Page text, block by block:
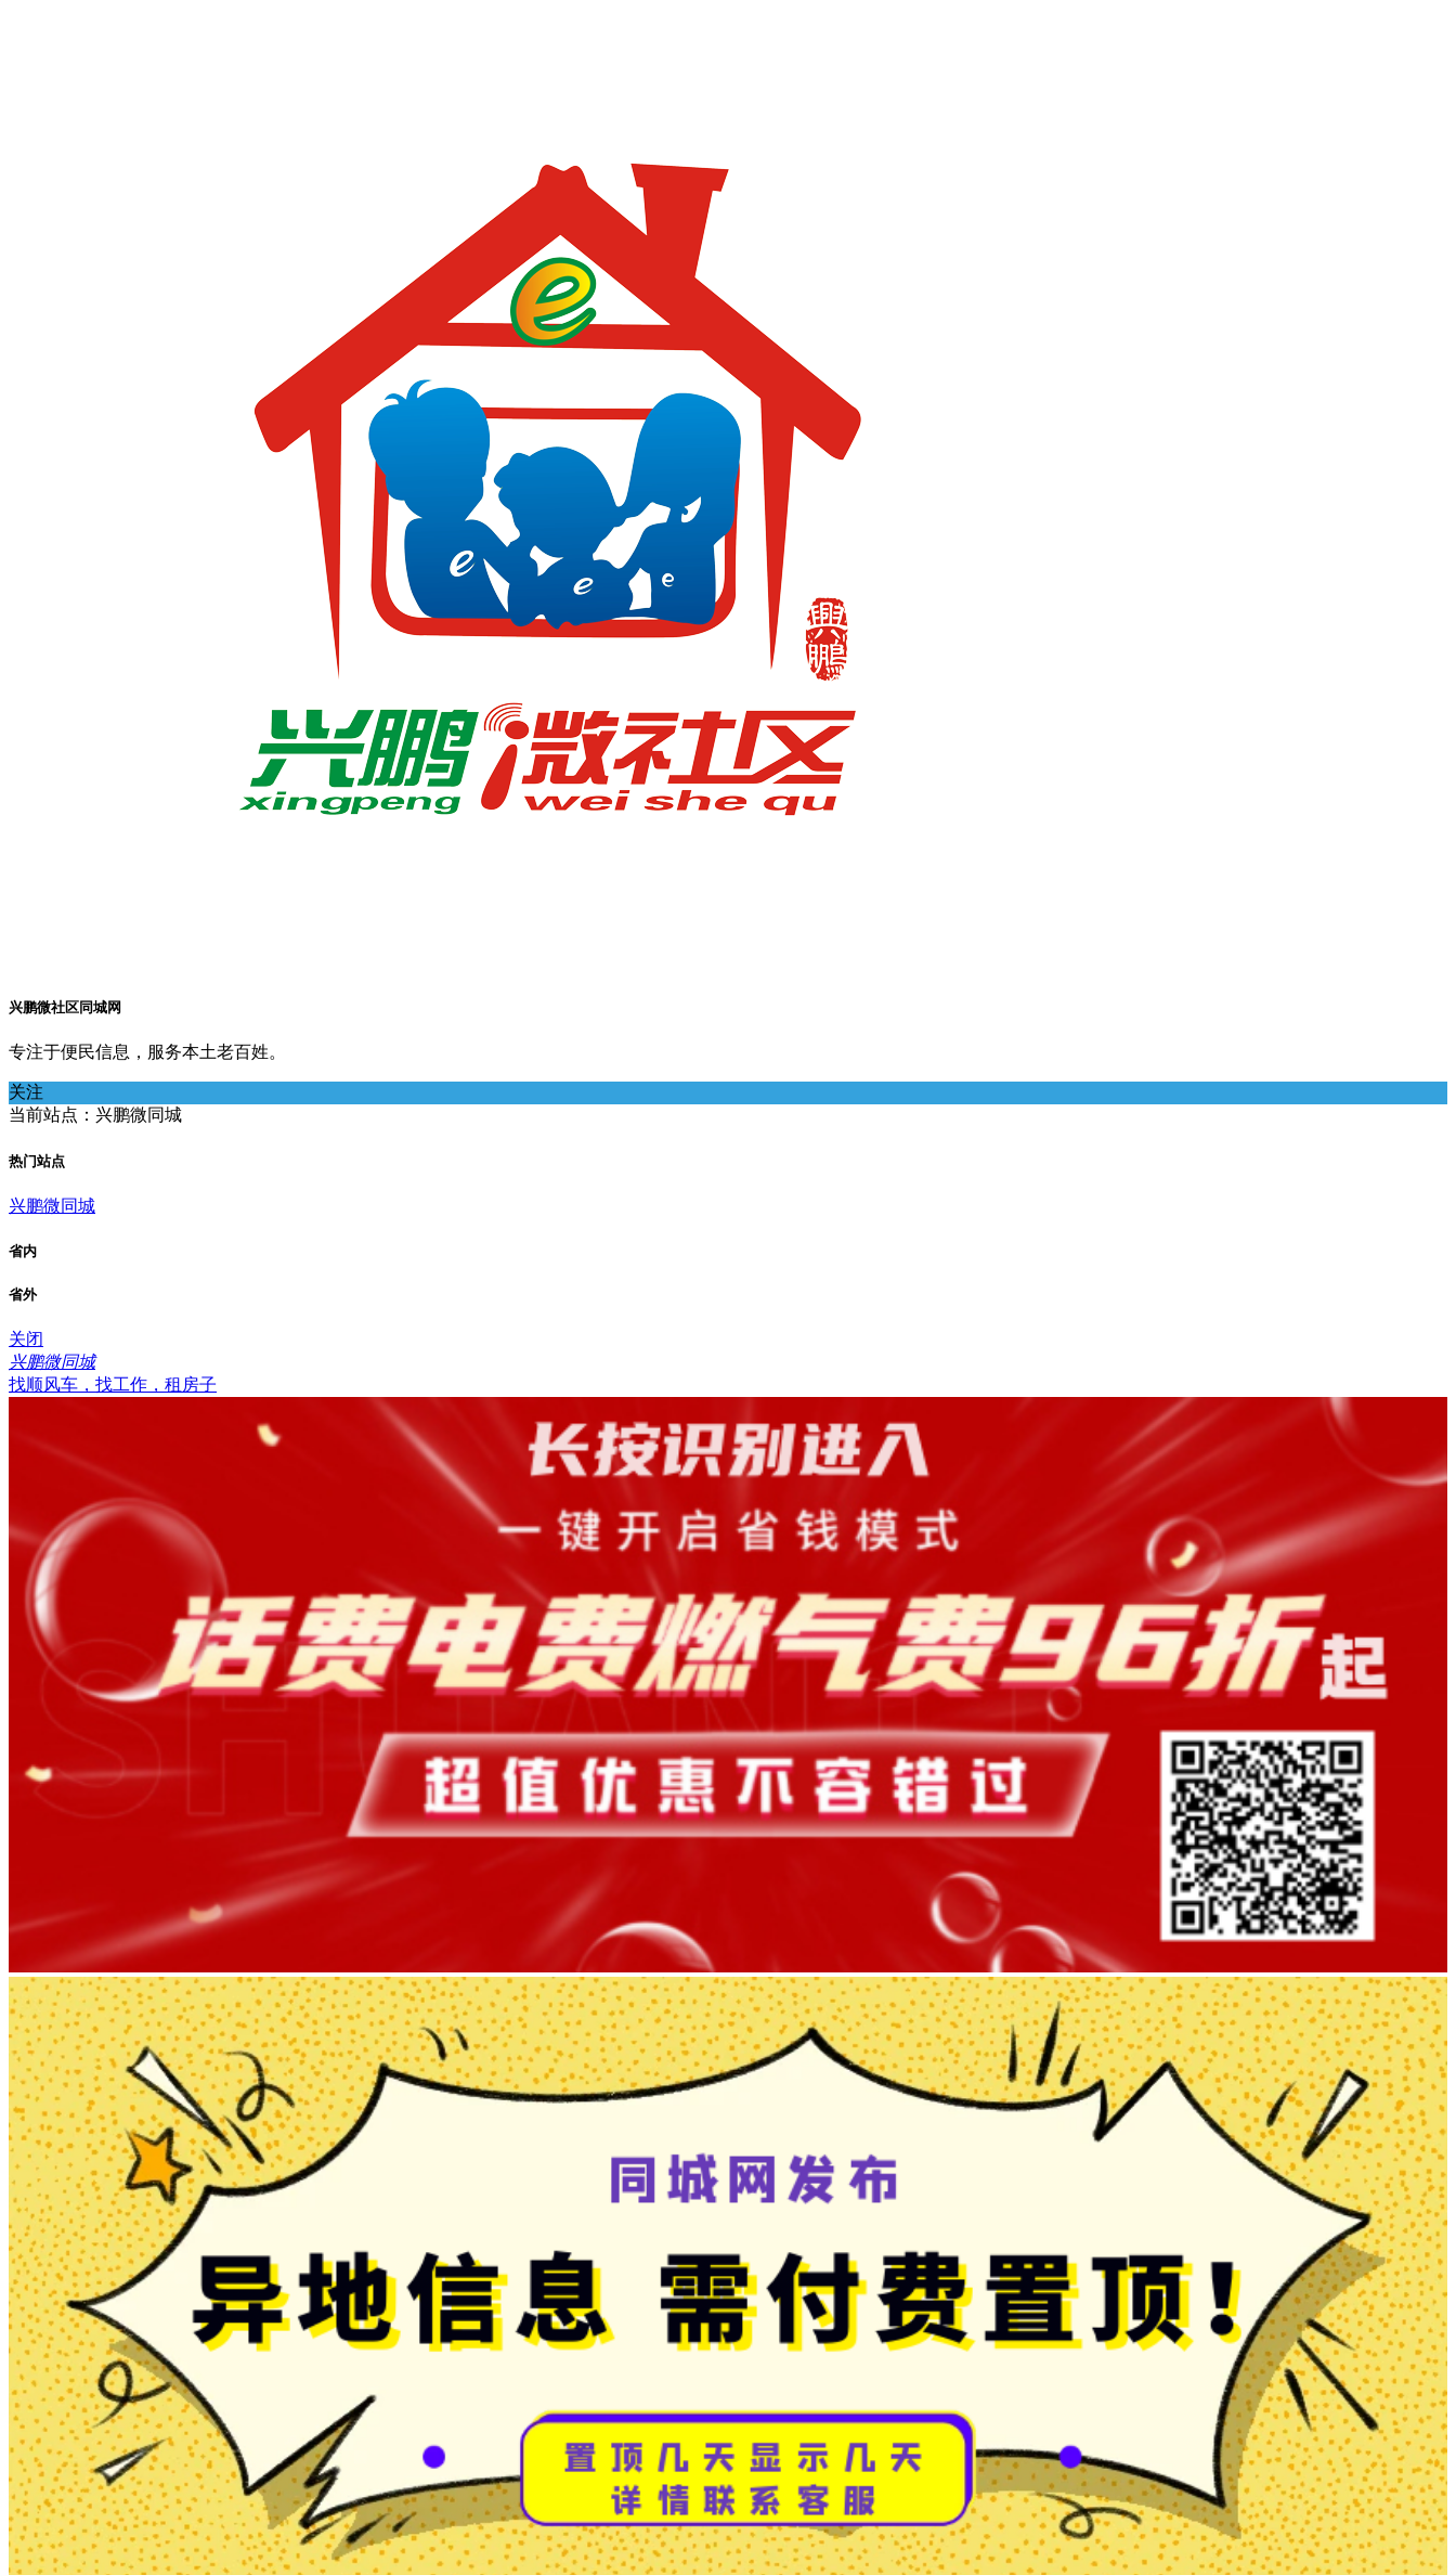
兴鹏微社区同城网
专注于便民信息，服务本土老百姓。
关注
当前站点：兴鹏微同城
热门站点
兴鹏微同城
省内
省外
关闭
兴鹏微同城
找顺风车，找工作，租房子